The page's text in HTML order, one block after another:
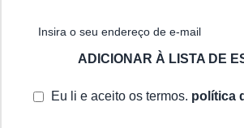
ADICIONAR À LISTA DE
Eu li e aceito os termos. política